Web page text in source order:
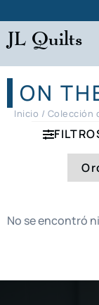
JL Quilts
ON
Inicio / Colección
No se encontró